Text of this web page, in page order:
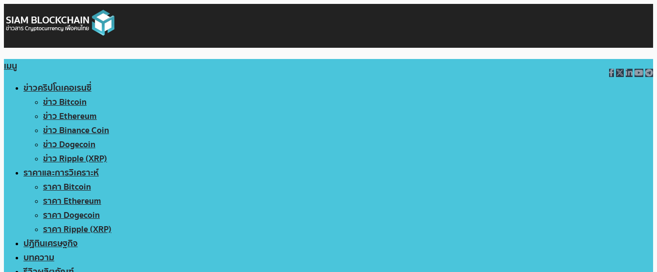
เมนู
ข่าวคริปโตเคอเรนซี่
ข่าว Bitcoin
ข่าว Ethereum
ข่าว Binance Coin
ข่าว Dogecoin
ข่าว Ripple (XRP)
ราคาและการวิเคราะห์
ราคา Bitcoin
ราคา Ethereum
ราคา Dogecoin
ราคา Ripple (XRP)
ปฏิทินเศรษฐกิจ
บทความ